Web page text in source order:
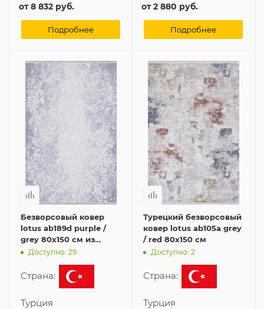
от8 832 руб.
Подробнее
от2 880 руб.
Подробнее
Безворсовый ковер
lotus ab189d purple /
grey 80x150 см из
Турции
Доступно: 29
Страна:
Турция
Турецкий безворсовый
ковер lotus ab105a grey
/ red 80x150 см
Доступно: 2
Страна:
Турция